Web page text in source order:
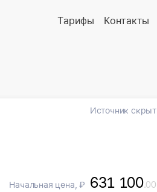
Тарифы Контакты
Источник скрыт
Начальная цена, ₽ 631 100.00